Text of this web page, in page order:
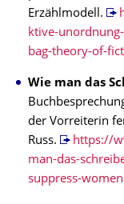
Erzählmodell.
ktive-
bag-theory-of-
Wie man das
der Vorreiterin
Russ.
https://
man-das-
suppress-